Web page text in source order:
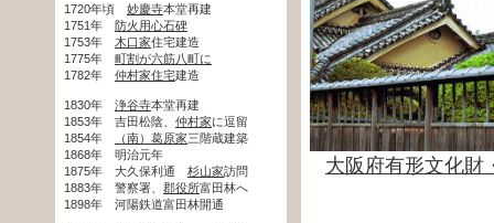
大阪府有形文化財
1720年頃 妙慶寺本堂再建
1751年 防火用心石碑
1753年 木口家住宅建造
1775年 町割が六筋八町に
1782年 仲村家住宅建造
1830年 浄谷寺本堂再建
1853年 吉田松陰、 仲村家に逗留
1854年
（南）葛原家三階蔵建築
1868年 明治元年
1875年 大久保利通 杉山家訪問
1883年 警察署、 郡役所富田林へ
1898年 河陽鉄道富田林開通